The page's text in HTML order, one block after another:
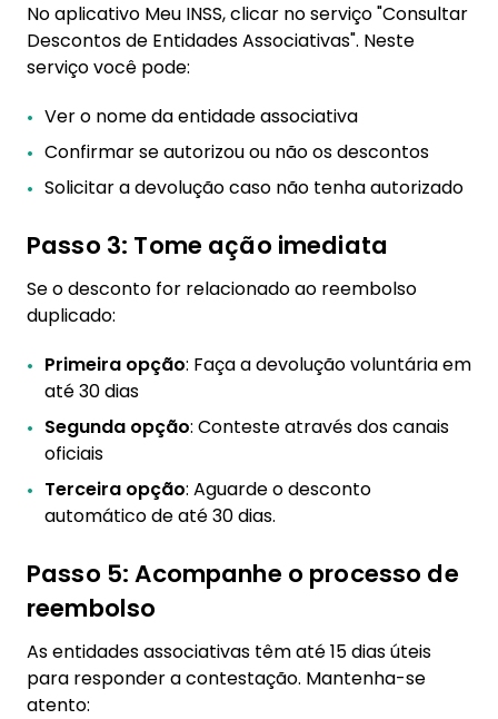
No aplicativo Meu INSS, clicar no serviço "Consultar
Descontos de Entidades Associativas". Neste
serviço você pode:
Ver o nome da entidade associativa
Confirmar se autorizou ou não os descontos
Solicitar a devolução caso não tenha autorizado
Passo 3: Tome ação imediata
Se o desconto for relacionado ao reembolso
duplicado:
Primeira opção: Faça a devolução voluntária em
até 30 dias
Segunda opção: Conteste através dos canais
oficiais
Terceira opção: Aguarde o desconto
automático de até 30 dias.
Passo 5: Acompanhe o processo de
reembolso
As entidades associativas têm até 15 dias úteis
para responder a contestação. Mantenha-se
atento: